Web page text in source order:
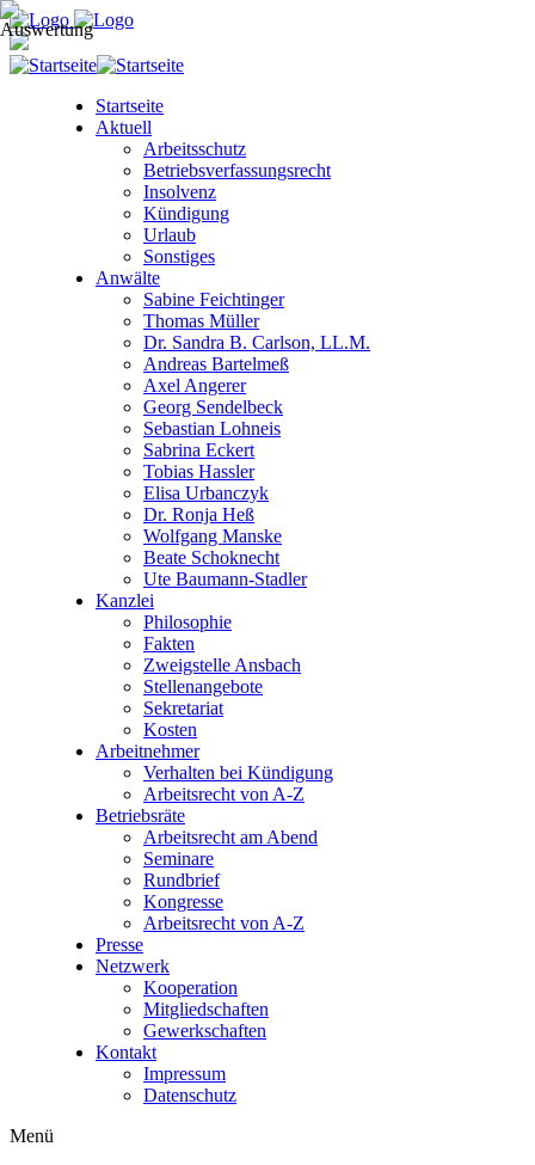
Startseite
Aktuell
Arbeitsschutz
Betriebsverfassungsrecht
Insolvenz
Kündigung
Urlaub
Sonstiges
Anwälte
Sabine Feichtinger
Thomas Müller
Dr. Sandra B. Carlson, LL.M.
Andreas Bartelmeß
Axel Angerer
Georg Sendelbeck
Sebastian Lohneis
Sabrina Eckert
Tobias Hassler
Elisa Urbanczyk
Dr. Ronja Heß
Wolfgang Manske
Beate Schoknecht
Ute Baumann-Stadler
Kanzlei
Philosophie
Fakten
Zweigstelle Ansbach
Stellenangebote
Sekretariat
Kosten
Arbeitnehmer
Verhalten bei Kündigung
Arbeitsrecht von A-Z
Betriebsräte
Arbeitsrecht am Abend
Seminare
Rundbrief
Kongresse
Arbeitsrecht von A-Z
Presse
Netzwerk
Kooperation
Mitgliedschaften
Gewerkschaften
Kontakt
Impressum
Datenschutz
Menü